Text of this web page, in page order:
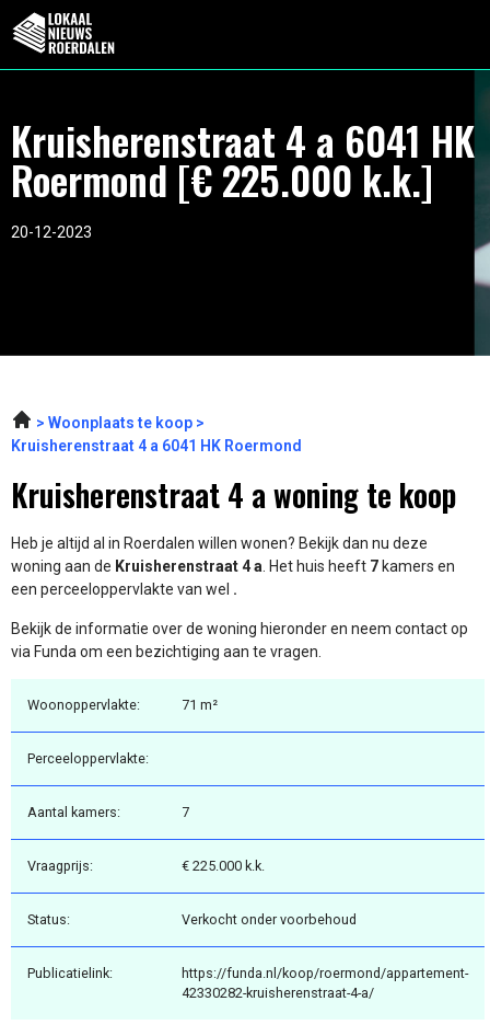
Kruisherenstraat 4 a 6041 HK
Roermond [€ 225.000 k.k.]
20-12-2023
Woonplaats te koop
Kruisherenstraat 4 a 6041 HK Roermond
Kruisherenstraat 4 a woning te koop
Heb je altijd al in Roerdalen willen wonen? Bekijk dan nu deze
woning aan de Kruisherenstraat 4 a. Het huis heeft 7 kamers en
een perceeloppervlakte van wel .
Bekijk de informatie over de woning hieronder en neem contact op
via Funda om een bezichtiging aan te vragen.
Woonoppervlakte: 71 m²
Perceeloppervlakte:
Aantal kamers: 7
Vraagprijs: € 225.000 k.k.
Status: Verkocht onder voorbehoud
Publicatielink:
https://funda.nl/koop/roermond/appartement-
42330282-kruisherenstraat-4-a/